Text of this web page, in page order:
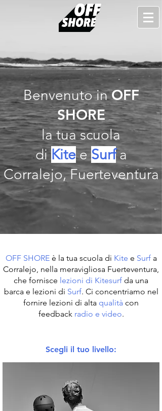
Benvenuto in OFF
SHORE
la tua scuola
diKite e Surfa
Corralejo, Fuerteventura
OFF SHORE è la tua scuola di Kite e Surf a
Corralejo, nella meravigliosa Fuerteventura,
che fornisce lezioni di Kitesurf da una
barca e lezioni di Surf. Ci concentriamo nel
fornire lezioni di alta qualità con
feedback radio e video.
Scegli il tuo livello: